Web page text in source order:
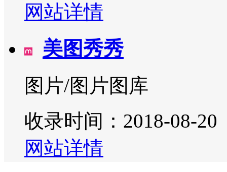
网站详情
美图秀秀
图片/图片图库
收录时间：2018-08-20
网站详情